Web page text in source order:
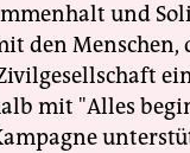
und
den Menschen,
mit "Alles